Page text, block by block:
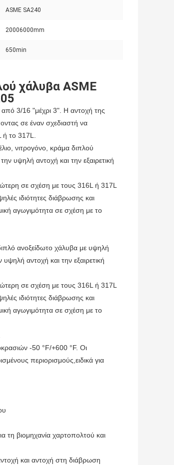
ASME SA240
20006000mm
650min
χάλυβα ASME
3/16 "μέχρι 3". Η αντοχή της
σε έναν σχεδιαστή να
ή το 317L.
νιτρογόνο, κράμα διπλού
υψηλή αντοχή και την εξαιρετική
σε σχέση με τους 316L ή 317L
ιδιότητες διάβρωσης και
αγωγιμότητα σε σχέση με το
ανοξείδωτο χάλυβα με υψηλή
αντοχή και την εξαιρετική
σε σχέση με τους 316L ή 317L
ιδιότητες διάβρωσης και
αγωγιμότητα σε σχέση με το
-50 °F/+600 °F. Οι
περιορισμούς,ειδικά για
τη βιομηχανία χαρτοπολτού και
και αντοχή στη διάβρωση